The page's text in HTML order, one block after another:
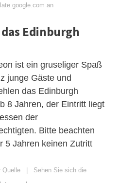
an
Edinburgh
ist ein gruseliger Spaß
junge Gäste und
das Edinburgh
8 Jahren, der Eintritt liegt
der
Bitte beachten
5 Jahren keinen Zutritt
Quelle | Sehen Sie sich die